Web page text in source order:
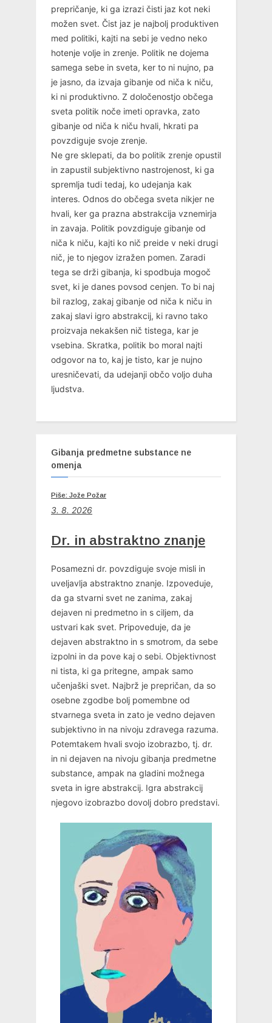
prepričanje, ki ga izrazi čisti jaz kot neki
možen svet. Čist jaz je najbolj produktiven
med politiki, kajti na sebi je vedno neko
hotenje volje in zrenje. Politik ne dojema
samega sebe in sveta, ker to ni nujno, pa
je jasno, da izvaja gibanje od niča k niču,
ki ni produktivno. Z določenostjo občega
sveta politik noče imeti opravka, zato
gibanje od niča k niču hvali, hkrati pa
povzdiguje svoje zrenje.
Ne gre sklepati, da bo politik zrenje opustil
in zapustil subjektivno nastrojenost, ki ga
spremlja tudi tedaj, ko udejanja kak
interes. Odnos do občega sveta nikjer ne
hvali, ker ga prazna abstrakcija vznemirja
in zavaja. Politik povzdiguje gibanje od
niča k niču, kajti ko nič preide v neki drugi
nič, je to njegov izražen pomen. Zaradi
tega se drži gibanja, ki spodbuja mogoč
svet, ki je danes povsod cenjen. To bi naj
bil razlog, zakaj gibanje od niča k niču in
zakaj slavi igro abstrakcij, ki ravno tako
proizvaja nekakšen nič tistega, kar je
vsebina. Skratka, politik bo moral najti
odgovor na to, kaj je tisto, kar je nujno
uresničevati, da udejanji občo voljo duha
ljudstva.
Gibanja predmetne substance ne
omenja
Piše: Jože Požar
3. 8. 2026
Dr. in abstraktno znanje
Posamezni dr. povzdiguje svoje misli in
uveljavlja abstraktno znanje. Izpoveduje,
da ga stvarni svet ne zanima, zakaj
dejaven ni predmetno in s ciljem, da
ustvari kak svet. Pripoveduje, da je
dejaven abstraktno in s smotrom, da sebe
izpolni in da pove kaj o sebi. Objektivnost
ni tista, ki ga pritegne, ampak samo
učenjaški svet. Najbrž je prepričan, da so
osebne zgodbe bolj pomembne od
stvarnega sveta in zato je vedno dejaven
subjektivno in na nivoju zdravega razuma.
Potemtakem hvali svojo izobrazbo, tj. dr.
in ni dejaven na nivoju gibanja predmetne
substance, ampak na gladini možnega
sveta in igre abstrakcij. Igra abstrakcij
njegovo izobrazbo dovolj dobro predstavi.